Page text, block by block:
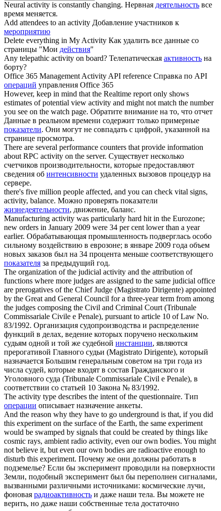
Neural activity is constantly changing. Нервная деятельность все
время меняется.
Add attendees to an activity Добавление участников к
мероприятию
Delete everything in MyActivity Как удалить все данные со
страницы "Мои действия"
Any telepathic activity on board? Телепатическая активность на
борту?
Office 365 ManagementActivityAPI reference Справка по API
операций управления Office 365
However, keep in mind that the Realtime report only shows
estimates of potential view activity and might not match the number
you see on the watch page. Обратите внимание на то, что отчет
Данные в реальном времени содержит только примерные
показатели. Они могут не совпадать с цифрой, указанной на
странице просмотра.
There are several performance counters that provide information
about RPC activity on the server. Существует несколько
счетчиков производительности, которые предоставляют
сведения об интенсивности удаленных вызовов процедур на
сервере.
there's five million people affected, and you can check vital signs,
activity, balance. Можно проверять показатели
жизнедеятельности, движение, баланс.
Manufacturing activity was particularly hard hit in the Eurozone;
new orders in January 2009 were 34 per cent lower than a year
earlier. Обрабатывающая промышленность подверглась особо
сильному воздействию в еврозоне; в январе 2009 года объем
новых заказов был на 34 процента меньше соответствующего
показателя за предыдущий год.
The organization of the judicial activity and the attribution of
functions where more judges are assigned to the same judicial office
are prerogatives of the Chief Judge (Magistrato Dirigente) appointed
by the Great and General Council for a three-year term from among
the judges composing the Civil and Criminal Court (Tribunale
Commissariale Civile e Penale), pursuant to article 10 of Law No.
83/1992. Организация судопроизводства и распределение
функций в делах, ведение которых поручено нескольким
судьям одной и той же судебной инстанции, являются
прерогативой Главного судьи (Magistrato Dirigente), который
назначается Большим генеральным советом на три года из
числа судей, которые входят в состав Гражданского и
Уголовного суда (Tribunale Commissariale Civil e Penale), в
соответствии со статьей 10 Закона № 83/1992.
The activity type describes the intent of the questionnaire. Тип
операции описывает назначение анкеты.
And the reason why they have to go underground is that, if you did
this experiment on the surface of the Earth, the same experiment
would be swamped by signals that could be created by things like
cosmic rays, ambient radio activity, even our own bodies. You might
not believe it, but even our own bodies are radioactive enough to
disturb this experiment. Почему же они должны работать в
подземелье? Если бы эксперимент проводили на поверхности
Земли, подобный эксперимент был бы переполнен сигналами,
вызванными различными источниками: космические лучи,
фоновая радиоактивность и даже наши тела. Вы можете не
верить, но даже наши собственные тела достаточно